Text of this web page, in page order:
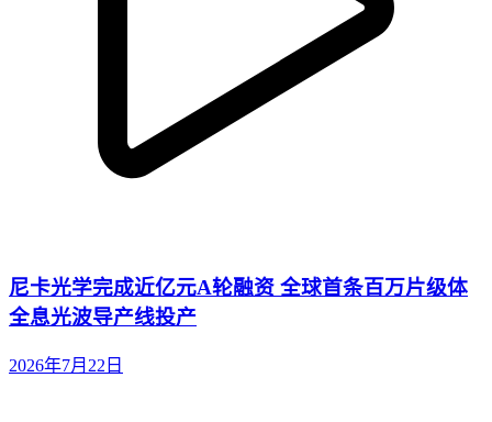
尼卡光学完成近亿元A轮融资 全球首条百万片级体
全息光波导产线投产
2026年7月22日